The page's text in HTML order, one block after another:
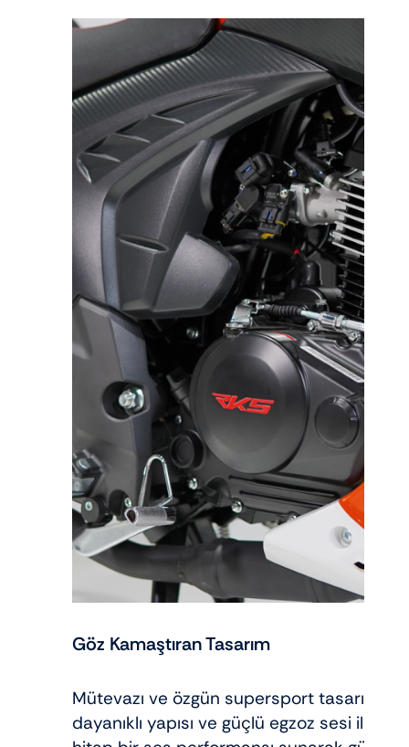
Göz Kamaştıran Tasarım
Mütevazı ve özgün supersport
dayanıklı yapısı ve güçlü egzoz sesi ile